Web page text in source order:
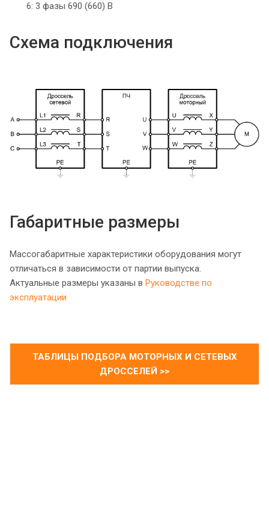
6: 3 фазы 690 (660) В
Схема подключения
Габаритные размеры
Массогабаритные характеристики оборудования могут
отличаться в зависимости от партии выпуска.
Актуальные размеры указаны в Руководстве по
эксплуатации
ТАБЛИЦЫ ПОДБОРА МОТОРНЫХ И СЕТЕВЫХ
ДРОССЕЛЕЙ >>